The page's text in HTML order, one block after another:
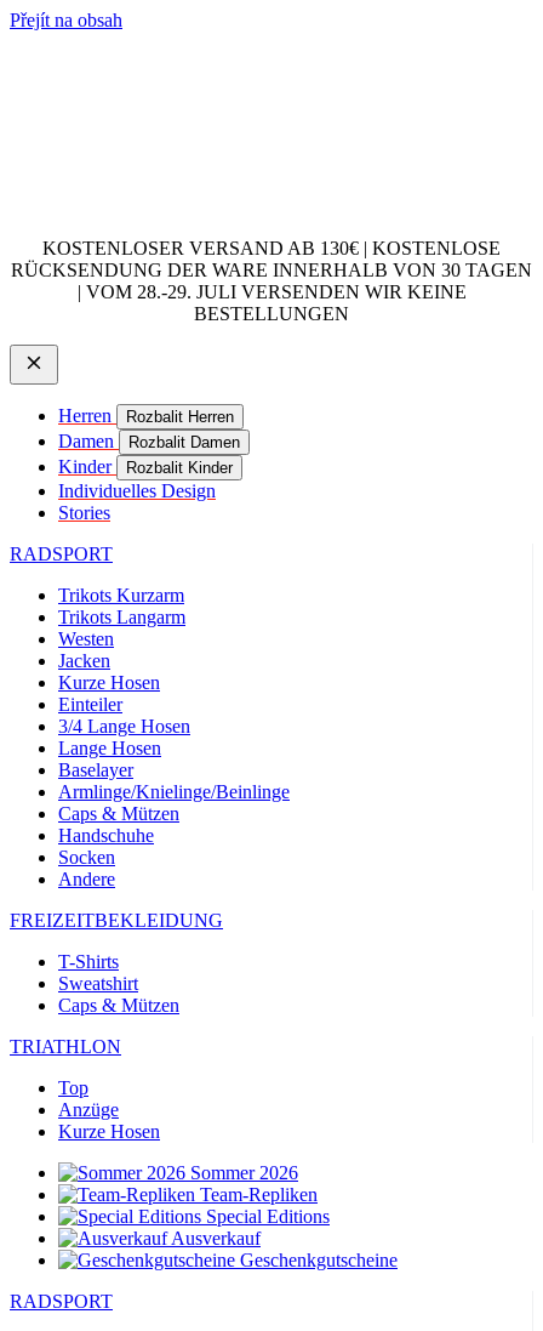
Přejít na obsah
KOSTENLOSER VERSAND AB 130€ | KOSTENLOSE
RÜCKSENDUNG DER WARE INNERHALB VON 30 TAGEN
| VOM 28.-29. JULI VERSENDEN WIR KEINE
BESTELLUNGEN
Herren Rozbalit Herren
Damen Rozbalit Damen
Kinder Rozbalit Kinder
Individuelles Design
Stories
RADSPORT
Trikots Kurzarm
Trikots Langarm
Westen
Jacken
Kurze Hosen
Einteiler
3/4 Lange Hosen
Lange Hosen
Baselayer
Armlinge/Knielinge/Beinlinge
Caps & Mützen
Handschuhe
Socken
Andere
FREIZEITBEKLEIDUNG
T-Shirts
Sweatshirt
Caps & Mützen
TRIATHLON
Top
Anzüge
Kurze Hosen
Sommer 2026
Team-Repliken
Special Editions
Ausverkauf
Geschenkgutscheine
RADSPORT